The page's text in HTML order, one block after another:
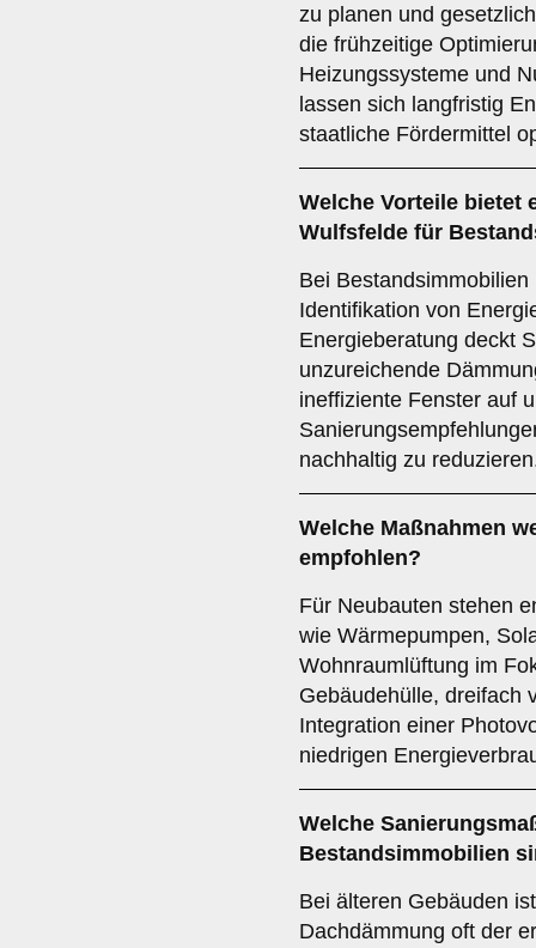
zu planen und
die frühzeitige
Heizungssysteme und
lassen sich langfristig
staatliche Fördermittel
Welche Vorteile bietet
Wulfsfelde für
Bei
Identifikation von
Energieberatung deckt
unzureichende
ineffiziente Fenster auf
nachhaltig zu
Welche Maßnahmen
empfohlen?
Für Neubauten stehen
wie Wärmepumpen,
Wohnraumlüftung im
Gebäudehülle, dreifach
Integration einer
niedrigen
Welche
Bestandsimmobilien
Bei älteren Gebäuden
Dachdämmung oft der